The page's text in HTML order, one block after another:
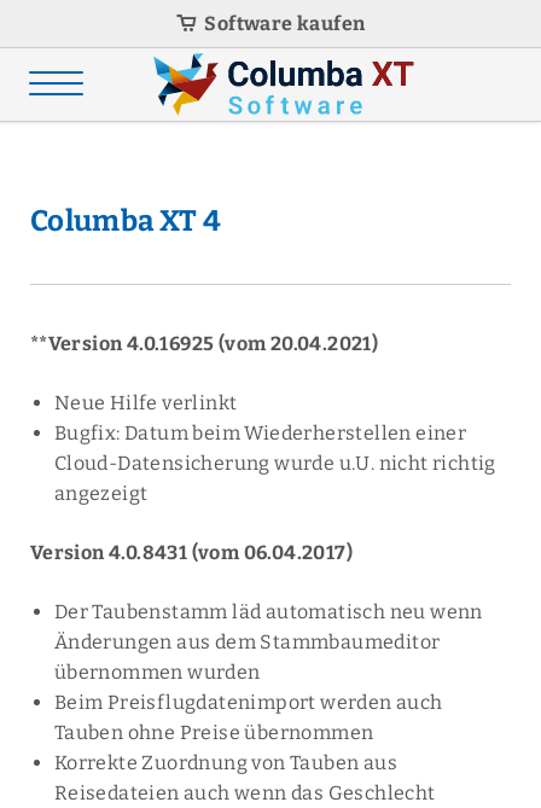
Software kaufen
Columba XT 4
**Version 4.0.16925 (vom 20.04.2021)
Neue Hilfe verlinkt
Bugfix: Datum beim Wiederherstellen einer
Cloud-Datensicherung wurde u.U. nicht richtig
angezeigt
Version 4.0.8431 (vom 06.04.2017)
Der Taubenstamm läd automatisch neu wenn
Änderungen aus dem Stammbaumeditor
übernommen wurden
Beim Preisflugdatenimport werden auch
Tauben ohne Preise übernommen
Korrekte Zuordnung von Tauben aus
Reisedateien auch wenn das Geschlecht